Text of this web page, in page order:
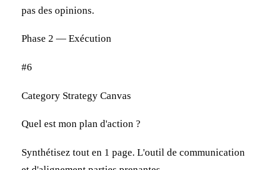
pas des opinions.
Phase 2 — Exécution
#6
Category Strategy Canvas
Quel est mon plan d'action ?
Synthétisez tout en 1 page. L'outil de communication